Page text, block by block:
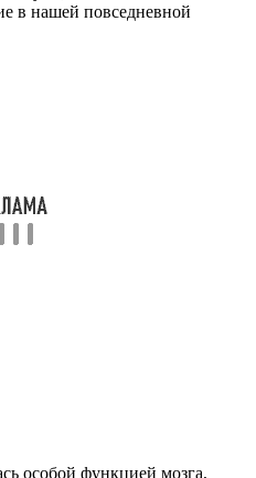
в нашей повседневной
особой функцией мозга,